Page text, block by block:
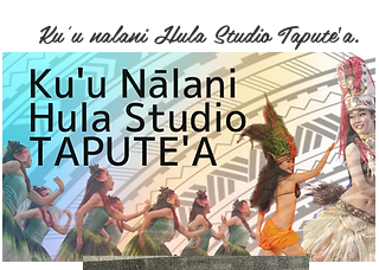
Ku'u nalani Hula Studio Tapute′a.